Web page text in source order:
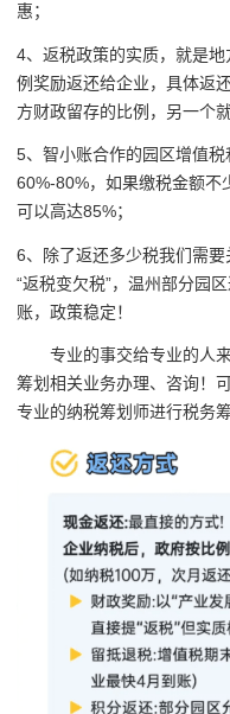
惠；
4、返税政策的实质，就是
例奖励返还给企业，具体返
方财政留存的比例，另一个
5、智小账合作的园区增值
60%-80%，如果缴税金额不
可以高达85%；
6、除了返还多少税我们需
“返税变欠税”，温州部分园
账，政策稳定！
专业的事交给专业的人来
筹划相关业务办理、咨询！
专业的纳税筹划师进行税务